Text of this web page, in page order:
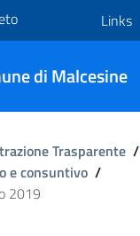
Links
di Malcesine
Trasparente /
e consuntivo /
2019